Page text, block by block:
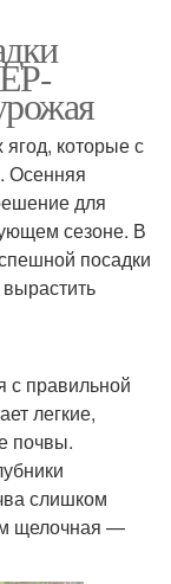
клубники
на грядке
клубнику
при посадке
которые с
Осенняя
для
сезоне. В
посадки
с правильной
легкие,
почвы.
слишком
щелочная —